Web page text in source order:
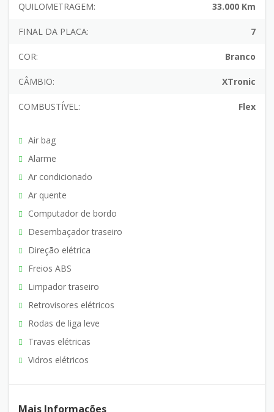
QUILOMETRAGEM: 33.000 Km
FINAL DA PLACA: 7
COR: Branco
CÂMBIO: XTronic
COMBUSTÍVEL: Flex
Air bag
Alarme
Ar condicionado
Ar quente
Computador de bordo
Desembaçador traseiro
Direção elétrica
Freios ABS
Limpador traseiro
Retrovisores elétricos
Rodas de liga leve
Travas elétricas
Vidros elétricos
Mais Informações